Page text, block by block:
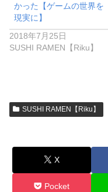
かった【ゲームの世界を
現実に】
2018年7月25日
SUSHI RAMEN【Riku】
SUSHI RAMEN【Riku】
X
Pocket